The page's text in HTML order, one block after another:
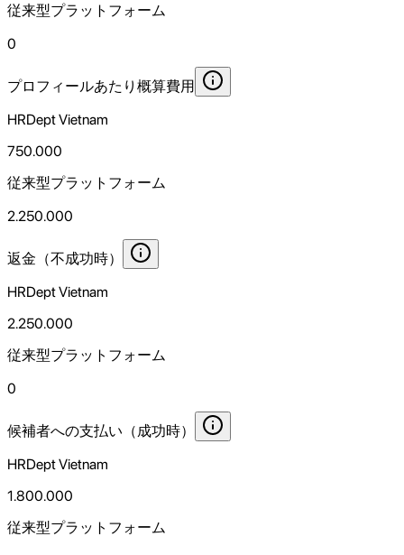
従来型プラットフォーム
0
プロフィールあたり概算費用
HRDept Vietnam
750.000
従来型プラットフォーム
2.250.000
返金（不成功時）
HRDept Vietnam
2.250.000
従来型プラットフォーム
0
候補者への支払い（成功時）
HRDept Vietnam
1.800.000
従来型プラットフォーム